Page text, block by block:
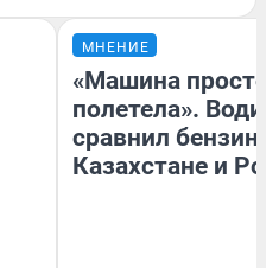
МНЕНИЕ
«Машина
полетела».
сравнил бензин
Казахстане и